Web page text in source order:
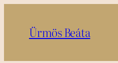
tartalomhoz
Ürmös Beáta